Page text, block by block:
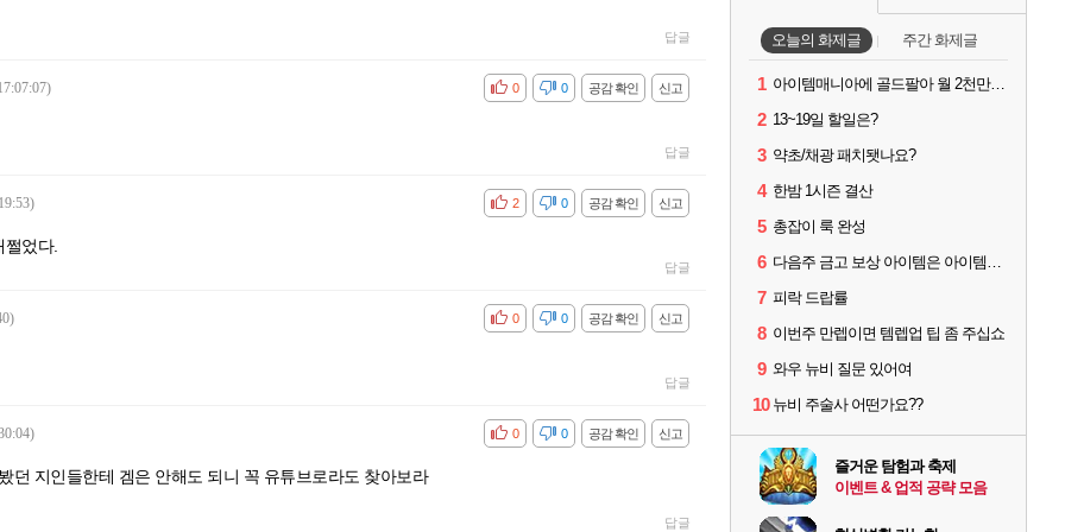
답글
신고
공감 확인
비공감 0
0
답글
신고
공감 확인
비공감 0
2
었다.
답글
신고
공감 확인
비공감 0
0
답글
신고
공감 확인
비공감 0
0
던 지인들한테 겜은 안해도 되니 꼭 유튜브로라도 찾아보라
답글
오늘의 화제글 주간 화제글
1 아이템매니아에 골드팔아 월 2천만원 넘게 버는 인간 있던데
2 13~19일 할일은?
3 약초/채광 패치됏나요?
4 한밤 1시즌 결산
5 총잡이 룩 완성
6 다음주 금고 보상 아이템은 아이템강화 안되나요?
7 피락 드랍률
8 이번주 만렙이면 템렙업 팁 좀 주십쇼
9 와우 뉴비 질문 있어여
10 뉴비 주술사 어떤가요??
즐거운 탐험과 축제
이벤트 & 업적 공략 모음